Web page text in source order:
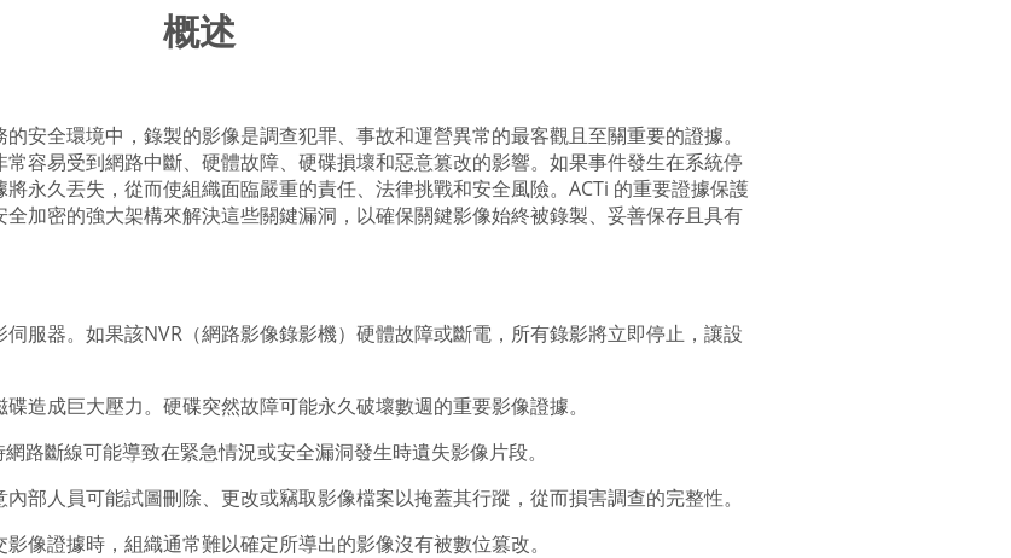
概述
安全環境中，錄製的影像是調查犯罪、事故和運營異常的最客觀且至關重要的證據。
容易受到網路中斷、硬體故障、硬碟損壞和惡意篡改的影響。如果事件發生在系統停
永久丟失，從而使組織面臨嚴重的責任、法律挑戰和安全風險。ACTi 的重要證據保護
加密的強大架構來解決這些關鍵漏洞，以確保關鍵影像始終被錄製、妥善保存且具有
服器。如果該NVR（網路影像錄影機）硬體故障或斷電，所有錄影將立即停止，讓設
造成巨大壓力。硬碟突然故障可能永久破壞數週的重要影像證據。
路斷線可能導致在緊急情況或安全漏洞發生時遺失影像片段。
部人員可能試圖刪除、更改或竊取影像檔案以掩蓋其行蹤，從而損害調查的完整性。
像證據時，組織通常難以確定所導出的影像沒有被數位篡改。